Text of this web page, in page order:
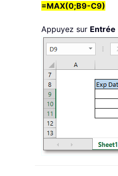
=MAX(0;B9-C9)
Appuyez sur Entrée